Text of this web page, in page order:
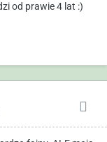
od prawie 4 lat :)